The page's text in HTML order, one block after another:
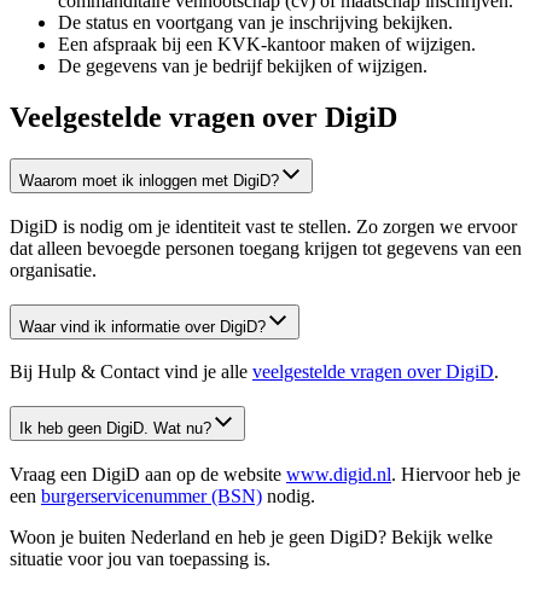
De status en voortgang van je inschrijving bekijken.
Een afspraak bij een KVK-kantoor maken of wijzigen.
De gegevens van je bedrijf bekijken of wijzigen.
Veelgestelde vragen over DigiD
Waarom moet ik inloggen met DigiD?
DigiD is nodig om je identiteit vast te stellen. Zo zorgen we ervoor
dat alleen bevoegde personen toegang krijgen tot gegevens van een
organisatie.
Waar vind ik informatie over DigiD?
Bij Hulp & Contact vind je alle veelgestelde vragen over DigiD.
Ik heb geen DigiD. Wat nu?
Vraag een DigiD aan op de website www.digid.nl. Hiervoor heb je
een burgerservicenummer(BSN) nodig.
Woon je buiten Nederland en heb je geen DigiD? Bekijk welke
situatie voor jou van toepassing is.